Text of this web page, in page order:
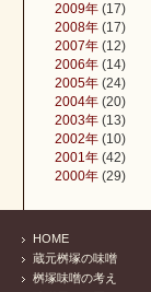
2009年 (17)
2008年 (17)
2007年 (12)
2006年 (14)
2005年 (24)
2004年 (20)
2003年 (13)
2002年 (10)
2001年 (42)
2000年 (29)
HOME
蔵元桝塚の味噌
桝塚味噌の考え